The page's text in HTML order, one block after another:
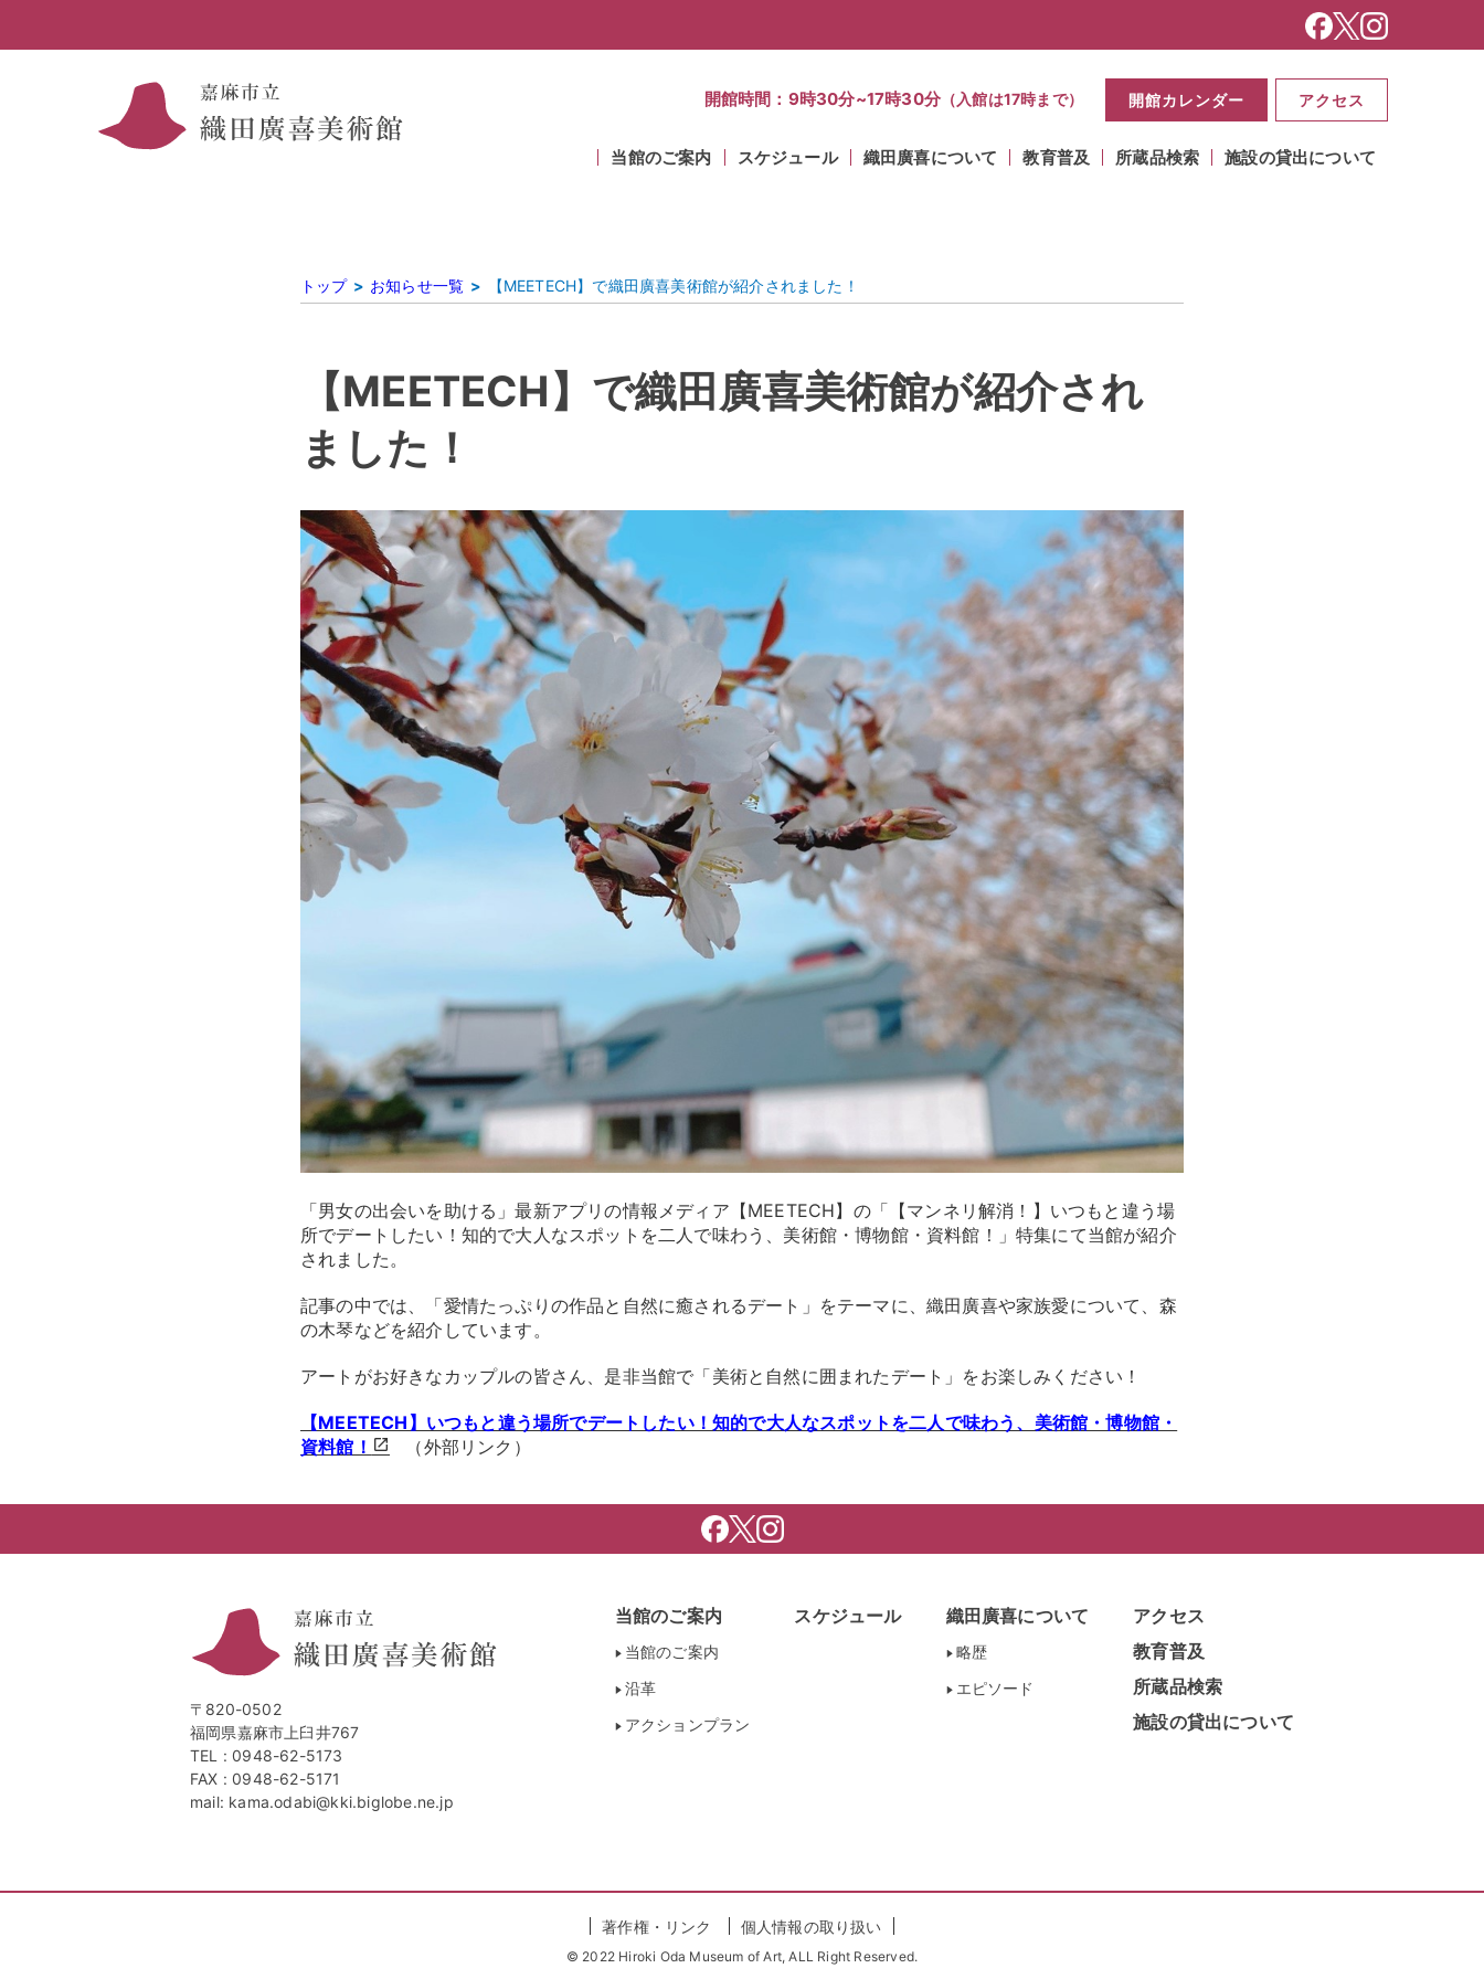
開館時間：9時30分~17時30分 （入館は17時まで） 開館カレンダー アクセス
当館のご案内 スケジュール 織田廣喜について 教育普及 所蔵品検索 施設の貸出について
トップ お知らせ一覧 【MEETECH】で織田廣喜美術館が紹介されました！
【MEETECH】で織田廣喜美術館が紹介され
ました！
「男女の出会いを助ける」最新アプリの情報メディア【MEETECH】の「【マンネリ解消！】いつもと違う場
所でデートしたい！知的で大人なスポットを二人で味わう、美術館・博物館・資料館！」特集にて当館が紹介
されました。
記事の中では、「愛情たっぷりの作品と自然に癒されるデート」をテーマに、織田廣喜や家族愛について、森
の木琴などを紹介しています。
アートがお好きなカップルの皆さん、是非当館で「美術と自然に囲まれたデート」をお楽しみください！
【MEETECH】いつもと違う場所でデートしたい！知的で大人なスポットを二人で味わう、美術館・博物館・
資料館！
（外部リンク）
〒820-0502
福岡県嘉麻市上臼井767
TEL :0948-62-5173
FAX : 0948-62-5171
mail: kama.odabi@kki.biglobe.ne.jp
当館のご案内
当館のご案内
沿革
アクションプラン
スケジュール 織田廣喜について
略歴
エピソード
アクセス
教育普及
所蔵品検索
施設の貸出について
著作権・リンク 個人情報の取り扱い
© 2022 Hiroki Oda Museum of Art, ALL Right Reserved.